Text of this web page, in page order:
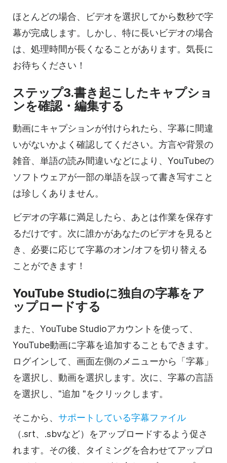
ほとんどの場合、ビデオを選択してから数秒で字
幕が完成します。しかし、特に長いビデオの場合
は、処理時間が長くなることがあります。気長に
お待ちください！
ステップ3.書き起こしたキャプショ
ンを確認・編集する
動画にキャプションが付けられたら、字幕に間違
いがないかよく確認してください。方言や背景の
雑音、単語の読み間違いなどにより、YouTubeの
ソフトウェアが一部の単語を誤って書き写すこと
は珍しくありません。
ビデオの字幕に満足したら、あとは作業を保存す
るだけです。次に誰かがあなたのビデオを見ると
き、必要に応じて字幕のオン/オフを切り替える
ことができます！
YouTube Studioに独自の字幕をア
ップロードする
また、YouTube Studioアカウントを使って、
YouTube動画に字幕を追加することもできます。
ログインして、画面左側のメニューから「字幕」
を選択し、動画を選択します。次に、字幕の言語
を選択し、"追加 "をクリックします。
そこから、 サポートしている字幕ファイル
（.srt、.sbvなど）をアップロードするよう促さ
れます。その後、タイミングを合わせてアップロ